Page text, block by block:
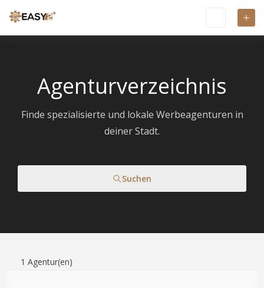
Agenturverzeichnis
Finde spezialisierte und lokale Werbeagenturen in
deiner Stadt.
Suchen
1 Agentur(en)